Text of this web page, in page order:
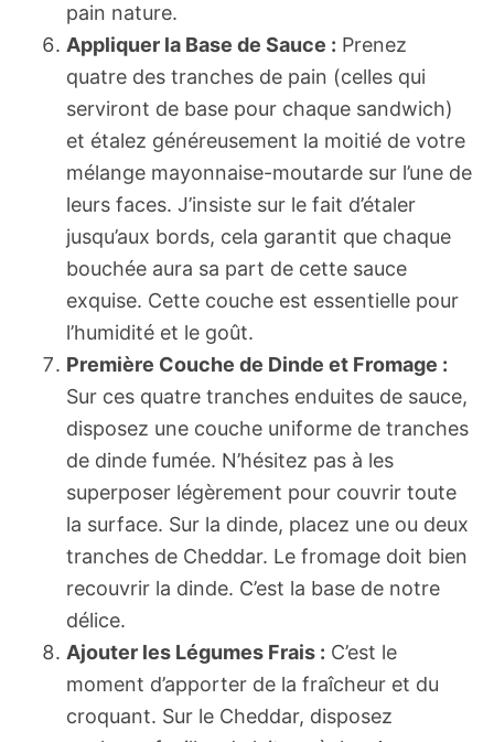
pain nature.
Appliquer la Base de Sauce : Prenez
quatre des tranches de pain (celles qui
serviront de base pour chaque sandwich)
et étalez généreusement la moitié de votre
mélange mayonnaise-moutarde sur l’une de
leurs faces. J’insiste sur le fait d’étaler
jusqu’aux bords, cela garantit que chaque
bouchée aura sa part de cette sauce
exquise. Cette couche est essentielle pour
l’humidité et le goût.
Première Couche de Dinde et Fromage :
Sur ces quatre tranches enduites de sauce,
disposez une couche uniforme de tranches
de dinde fumée. N’hésitez pas à les
superposer légèrement pour couvrir toute
la surface. Sur la dinde, placez une ou deux
tranches de Cheddar. Le fromage doit bien
recouvrir la dinde. C’est la base de notre
délice.
Ajouter les Légumes Frais : C’est le
moment d’apporter de la fraîcheur et du
croquant. Sur le Cheddar, disposez